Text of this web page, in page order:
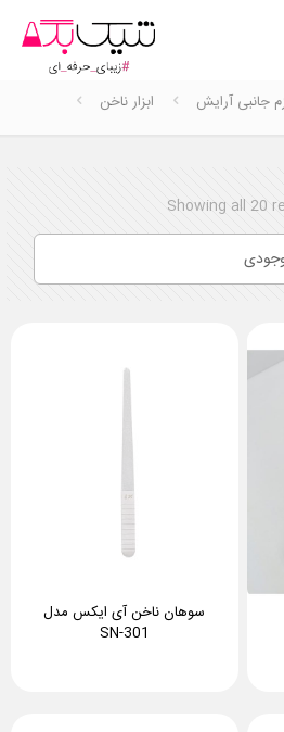
جانبی آرایش
ابزار ناخن
Showing all 20
سوهان ناخن آی ایکس مدل
SN-301